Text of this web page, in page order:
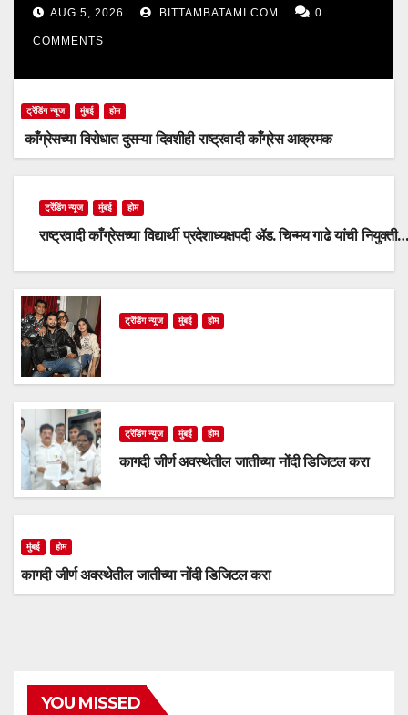
AUG 5, 2026 BITTAMBATAMI.COM 0
COMMENTS
ट्रेंडिंग न्यूज मुंबई होम
काँग्रेसच्या विरोधात दुसऱ्या दिवशीही राष्ट्रवादी काँग्रेस आक्रमक
ट्रेंडिंग न्यूज मुंबई होम
राष्ट्रवादी काँग्रेसच्या विद्यार्थी प्रदेशाध्यक्षपदी ॲड. चिन्मय गाढे यांची नियुक्ती…
ट्रेंडिंग न्यूज मुंबई होम
ट्रेंडिंग न्यूज मुंबई होम
कागदी जीर्ण अवस्थेतील जातीच्या नोंदी डिजिटल करा
मुंबई होम
कागदी जीर्ण अवस्थेतील जातीच्या नोंदी डिजिटल करा
YOU MISSED